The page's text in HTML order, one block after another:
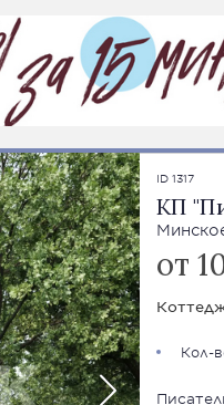
ID 1317
КП
от
Кол-